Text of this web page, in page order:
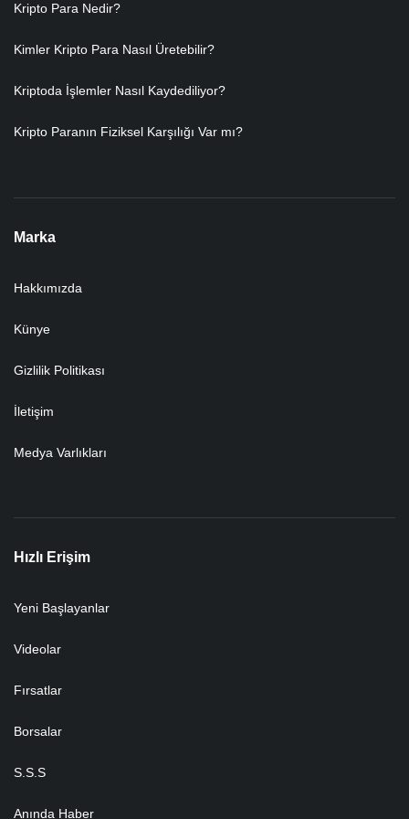
Kripto Para Nedir?
Kimler Kripto Para Nasıl Üretebilir?
Kriptoda İşlemler Nasıl Kaydediliyor?
Kripto Paranın Fiziksel Karşılığı Var mı?
Marka
Hakkımızda
Künye
Gizlilik Politikası
İletişim
Medya Varlıkları
Hızlı Erişim
Yeni Başlayanlar
Videolar
Fırsatlar
Borsalar
S.S.S
Anında Haber